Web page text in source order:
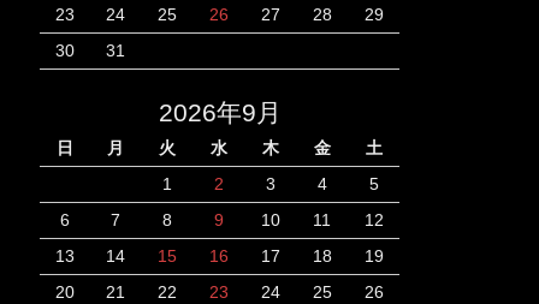
23
24 25 26 27 28
29
30
31
2026年9月
日 月 火 水 木 金
土
1
2 3 4
5
6
7 8 9 10 11
12
13
14 15 16 17 18
19
20
21 22 23 24 25
26